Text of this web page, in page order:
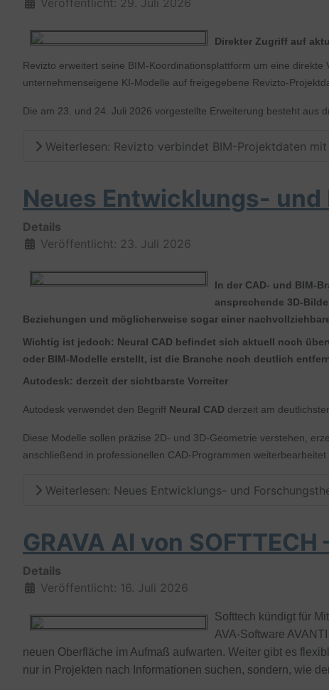
Direkter Zugriff auf
Revizto erweitert seine BIM-Koordinationsplattform um eine
unternehmenseigene KI-Modelle auf freigegebene Revizto-
Die am 23. und 24. Juli 2026 vorgestellte Erweiterung besteht aus
Weiterlesen: Revizto verbindet BIM-Projektdaten
Neues Entwicklungs- und
Details
Veröffentlicht: 23. Juli 2026
In der CAD- und BIM-
ansprechende 3D-
Beziehungen und möglicherweise sogar einer
Wichtig ist jedoch: Neural CAD befindet sich aktuell noch
oder BIM-Modelle erstellt, ist die Branche noch deutlich
Autodesk: derzeit der sichtbarste Vorreiter
Autodesk verwendet den Begriff Neural CAD derzeit am
Diese Modelle sollen präzise 2D- und 3D-Geometrie verstehen,
anschließend in professionellen CAD-Programmen weiterbearbeitet
Weiterlesen: Neues Entwicklungs- und
GRAVA AI von
Details
Veröffentlicht: 16. Juli 2026
Softtech kündigt für
AVA-Software
neuen Oberfläche im Aufmaß aufwarten. Weiter gibt es
nur in Projekten nach Informationen suchen, sondern, wie